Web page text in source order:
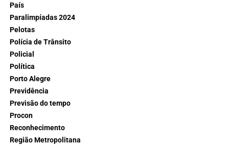
País
Paralimpíadas 2024
Pelotas
Polícia de Trânsito
Policial
Política
Porto Alegre
Previdência
Previsão do tempo
Procon
Reconhecimento
Região Metropolitana